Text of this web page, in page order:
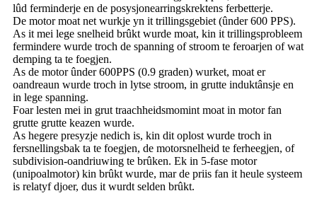
lûd ferminderje en de posysjonearringskrektens ferbetterje.
De motor moat net wurkje yn it trillingsgebiet (ûnder 600 PPS).
As it mei lege snelheid brûkt wurde moat, kin it trillingsprobleem
fermindere wurde troch de spanning of stroom te feroarjen of wat
demping ta te foegjen.
As de motor ûnder 600PPS (0.9 graden) wurket, moat er
oandreaun wurde troch in lytse stroom, in grutte induktânsje en
in lege spanning.
Foar lesten mei in grut traachheidsmomint moat in motor fan
grutte grutte keazen wurde.
As hegere presyzje nedich is, kin dit oplost wurde troch in
fersnellingsbak ta te foegjen, de motorsnelheid te ferheegjen, of
subdivision-oandriuwing te brûken. Ek in 5-fase motor
(unipoalmotor) kin brûkt wurde, mar de priis fan it heule systeem
is relatyf djoer, dus it wurdt selden brûkt.